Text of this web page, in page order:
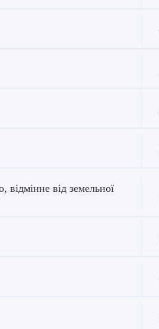
від земельної